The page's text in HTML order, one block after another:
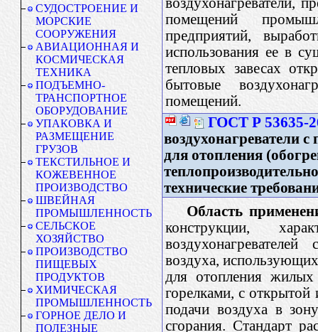
СУДОСТРОЕНИЕ И
МОРСКИЕ
СООРУЖЕНИЯ
АВИАЦИОННАЯ И
КОСМИЧЕСКАЯ
ТЕХНИКА
ПОДЪЕМНО-
ТРАНСПОРТНОЕ
ОБОРУДОВАНИЕ
УПАКОВКА И
РАЗМЕЩЕНИЕ
ГРУЗОВ
ТЕКСТИЛЬНОЕ И
КОЖЕВЕННОЕ
ПРОИЗВОДСТВО
ШВЕЙНАЯ
ПРОМЫШЛЕННОСТЬ
СЕЛЬСКОЕ
ХОЗЯЙСТВО
ПРОИЗВОДСТВО
ПИЩЕВЫХ
ПРОДУКТОВ
ХИМИЧЕСКАЯ
ПРОМЫШЛЕННОСТЬ
ГОРНОЕ ДЕЛО И
ПОЛЕЗНЫЕ
помещений
предприятий,
использования ее в
тепловых завесах
бытовые
помещений.
ГОСТ Р 53635-
воздухонагреватели
для отопления
технические
Область
конструкции,
воздуха,
для отопления
горелками, с открытой
подачи воздуха в
сгорания. Стандарт